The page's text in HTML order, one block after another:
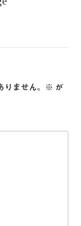
ません。 ※ が